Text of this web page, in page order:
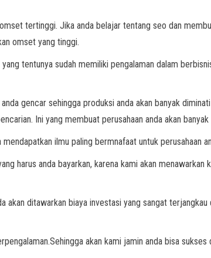
tertinggi. Jika anda belajar tentang seo dan
omset yang tinggi.
tentunya sudah memiliki pengalaman dalam
gencar sehingga produksi anda akan banyak
Ini yang membuat perusahaan anda akan
ilmu paling bermnafaat untuk perusahaan
harus anda bayarkan, karena kami akan menawarkan
akan ditawarkan biaya investasi yang sangat terjangkau
akan kami jamin anda bisa sukses